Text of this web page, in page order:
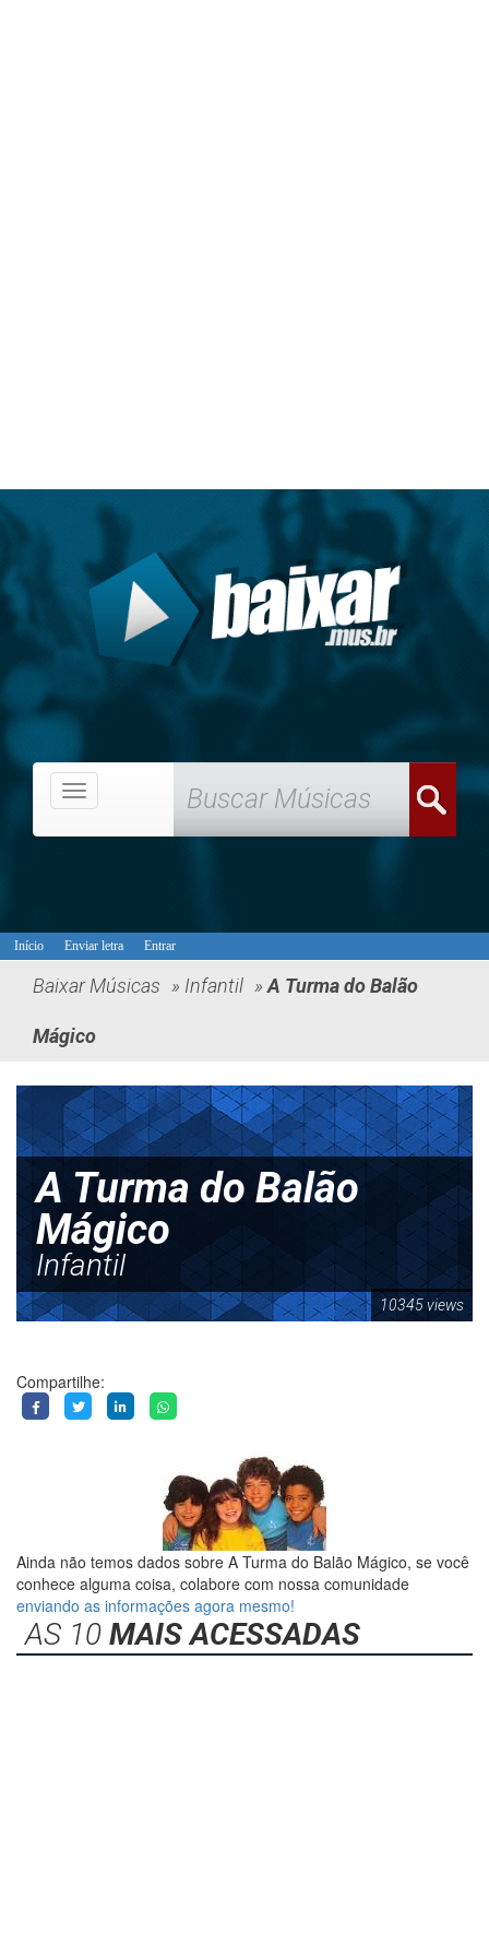
Menu
Início Enviar letra Entrar
Baixar Músicas » Infantil »A Turma do Balão
Mágico
A Turma do Balão
Mágico
Infantil
10345 views
Compartilhe:
Ainda não temos dados sobre A Turma do Balão Mágico, se você
conhece alguma coisa, colabore com nossa comunidade
enviando as informações agora mesmo!
AS 10 MAIS ACESSADAS